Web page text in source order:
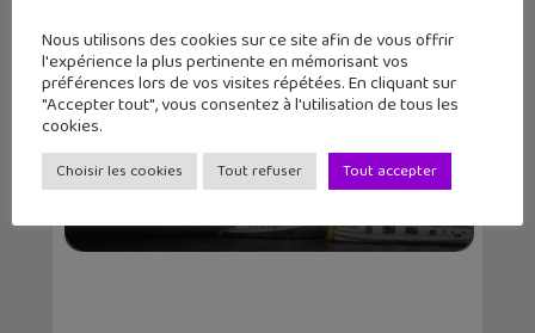
La Nintendo Swith 2 se montre enfin
Nous utilisons des cookies sur ce site afin de vous offrir
l'expérience la plus pertinente en mémorisant vos
préférences lors de vos visites répétées. En cliquant sur
"Accepter tout", vous consentez à l'utilisation de tous les
cookies.
Choisir les cookies Tout refuser Tout accepter